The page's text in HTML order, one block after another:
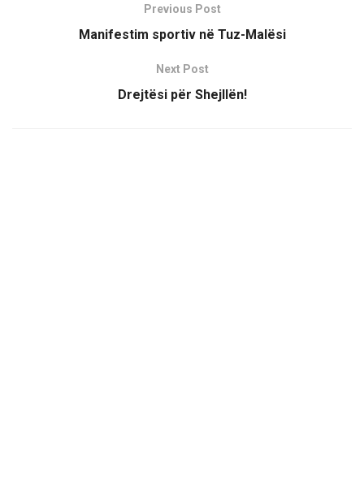
Previous Post
Manifestim sportiv në Tuz-Malësi
Next Post
Drejtësi për Shejllën!